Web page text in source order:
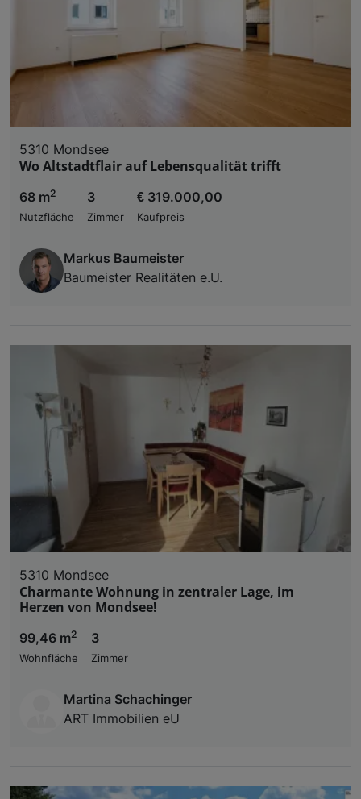
5310 Mondsee
Wo Altstadtflair auf Lebensqualität trifft
68 m2
Nutzfläche
3
Zimmer
€ 319.000,00
Kaufpreis
Markus Baumeister
Baumeister Realitäten e.U.
5310 Mondsee
Charmante Wohnung in zentraler Lage, im
Herzen von Mondsee!
99,46 m2
Wohnfläche
3
Zimmer
Martina Schachinger
ART Immobilien eU